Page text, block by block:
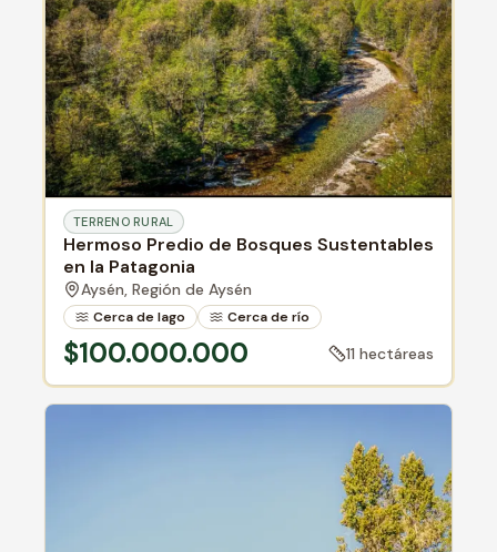
TERRENO RURAL
Hermoso Predio de Bosques Sustentables
en la Patagonia
Aysén, Región de Aysén
Cerca de lago
Cerca de río
Bosque nativo
$100.000.000 11 hectáreas